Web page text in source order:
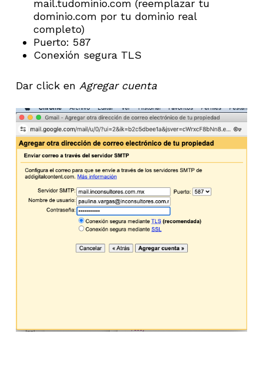
mail.tudominio.com (reemplazar tu
dominio.com por tu dominio real
completo)
Puerto: 587
Conexión segura TLS
Dar click en Agregar cuenta